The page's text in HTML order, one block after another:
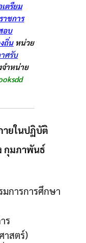
ตรืยม
าชการ
อบ
ถิ่นหน่วย
ศรับ
ำหน่าย
ายในปฏิบัติ
กุมภาพันธ์
การการศึกษา
ร
าสตร์)